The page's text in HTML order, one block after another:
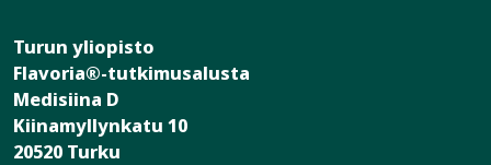
Turun yliopisto
Flavoria®-tutkimusalusta
Medisiina D
Kiinamyllynkatu 10
20520 Turku